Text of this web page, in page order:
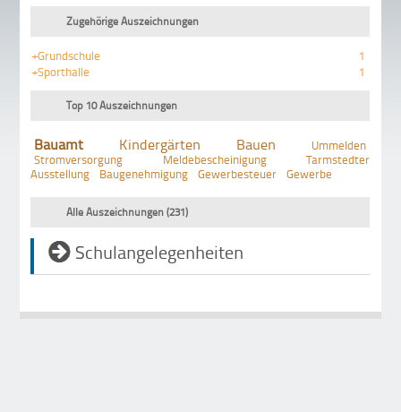
Zugehörige Auszeichnungen
+Grundschule
1
+Sporthalle
1
Top 10 Auszeichnungen
Bauamt Kindergärten Bauen
Ummelden
Stromversorgung
Meldebescheinigung
Tarmstedter
Ausstellung
Baugenehmigung Gewerbesteuer Gewerbe
Alle Auszeichnungen (231)
Schulangelegenheiten